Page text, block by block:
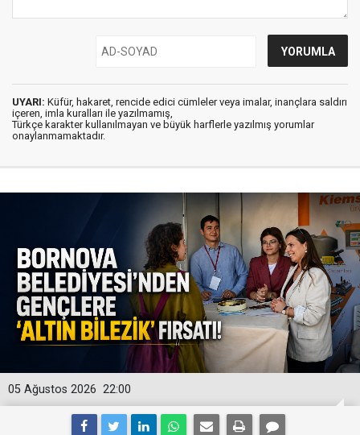
UYARI: Küfür, hakaret, rencide edici cümleler veya imalar, inançlara saldırı
içeren, imla kuralları ile yazılmamış,
Türkçe karakter kullanılmayan ve büyük harflerle yazılmış yorumlar
onaylanmamaktadır.
22:00
05 Ağustos 2026